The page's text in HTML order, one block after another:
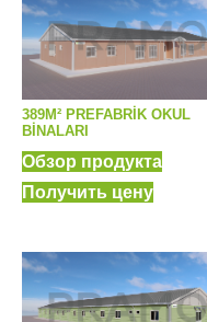
389M² PREFABRİK OKUL
BINALARI
Обзор продукта
Получить цену